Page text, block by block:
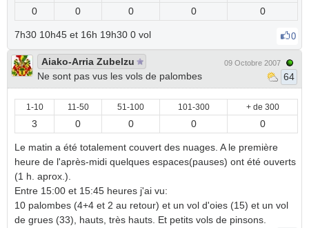
0 0 0 0 0
7h30 10h45 et 16h 19h30 0 vol 0
Aiako-Arria Zubelzu
Ne sont pas vus les vols de palombes
09 Octobre 2007
64
1-10 11-50 51-100 101-300 + de 300
3 0 0 0 0
Le matin a été totalement couvert des nuages. A le première
heure de l'après-midi quelques espaces(pauses) ont été ouverts
(1 h. aprox.).
Entre 15:00 et 15:45 heures j'ai vu:
10 palombes (4+4 et 2 au retour) et un vol d'oies (15) et un vol
de grues (33), hauts, très hauts. Et petits vols de pinsons.